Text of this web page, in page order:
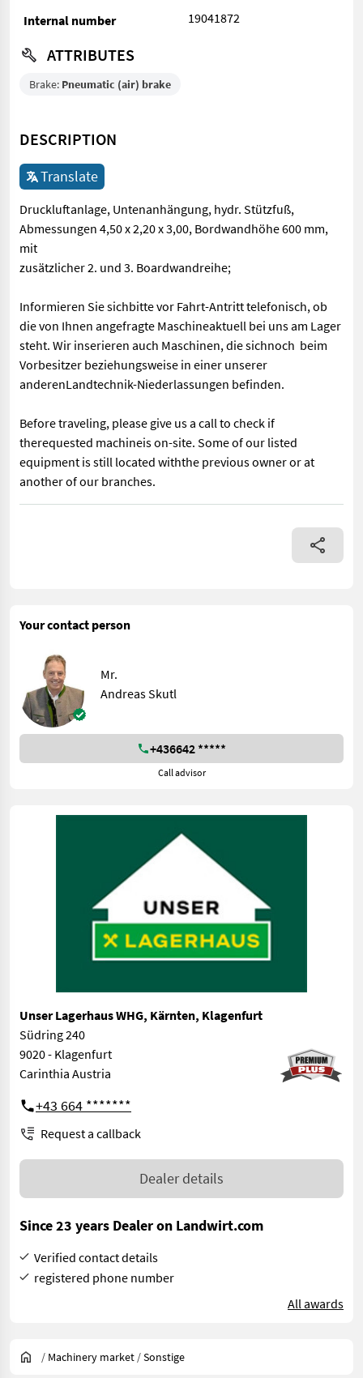
Internal number 19041872
ATTRIBUTES
Brake: Pneumatic (air) brake
DESCRIPTION
Translate
Druckluftanlage, Untenanhängung, hydr. Stützfuß,
Abmessungen 4,50 x 2,20 x 3,00, Bordwandhöhe 600 mm,
mit
zusätzlicher 2. und 3. Boardwandreihe;
Informieren Sie sichbitte vor Fahrt-Antritt telefonisch, ob
die von Ihnen angefragte Maschineaktuell bei uns am Lager
steht. Wir inserieren auch Maschinen, die sichnoch beim
Vorbesitzer beziehungsweise in einer unserer
anderenLandtechnik-Niederlassungen befinden.
Before traveling, please give us a call to check if
therequested machineis on-site. Some of our listed
equipment is still located withthe previous owner or at
another of our branches.
Druckluftanlage, Untenanhängung, hydr. Stützfuß,
Your contact person
Mr.
Andreas Skutl
+436642 *****
Call advisor
Unser Lagerhaus WHG, Kärnten, Klagenfurt
Südring 240
9020 - Klagenfurt
Carinthia Austria
+43 664 *******
Request a callback
Dealer details
Since 23 years Dealer on Landwirt.com
Verified contact details
registered phone number
All awards
/ Machinery market /Sonstige